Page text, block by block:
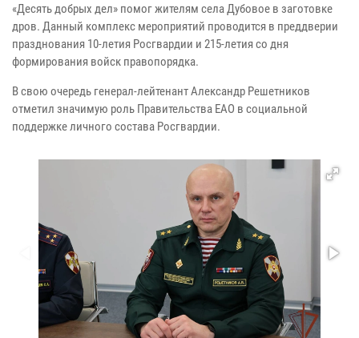
«Десять добрых дел» помог жителям села Дубовое в заготовке
дров. Данный комплекс мероприятий проводится в преддверии
празднования 10-летия Росгвардии и 215-летия со дня
формирования войск правопорядка.
В свою очередь генерал-лейтенант Александр Решетников
отметил значимую роль Правительства ЕАО в социальной
поддержке личного состава Росгвардии.